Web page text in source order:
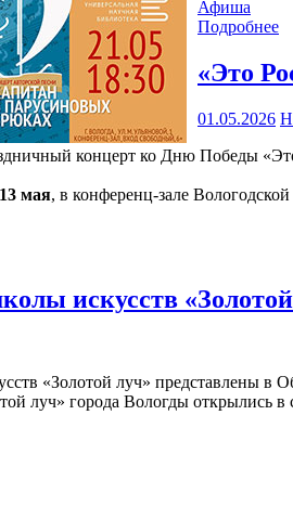
Афиша
Подробнее
«Это
01.05.2026
концерт ко Дню Победы «Это
13 мая, в конференц-зале
искусств
луч» города Вологды открылись